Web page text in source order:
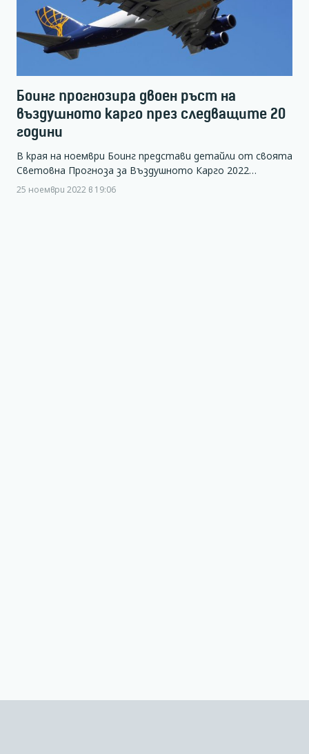
Боинг прогнозира двоен ръст на
въздушното карго през следващите 20
години
В края на ноември Боинг представи детайли от своята
Световна Прогноза за Въздушното Карго 2022…
25 ноември 2022 в 19:06